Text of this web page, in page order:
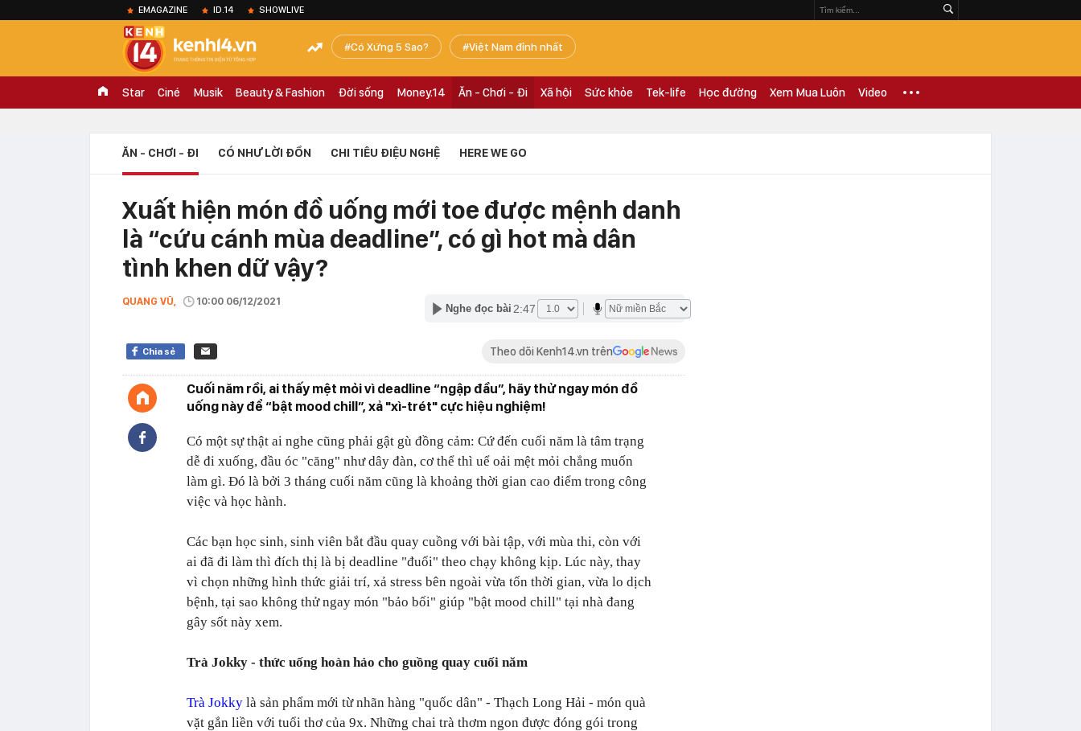
EMAGAZINE ID.14 SHOWLIVE
Có Xứng 5 Sao? Việt Nam đỉnh nhất
Star Ciné Musik Beauty & Fashion Đời sống Money.14 Ăn - Chơi - Đi Xã hội Sức khỏe Tek-life Học đường Xem Mua Luôn Video
ĂN - CHƠI - ĐI CÓ NHƯ LỜI ĐỒN CHI TIÊU ĐIỆU NGHỆ HERE WE GO
Xuất hiện món đồ uống mới toe được mệnh danh
là “cứu cánh mùa deadline”, có gì hot mà dân
tình khen dữ vậy?
QUANG VŨ, 10:00 06/12/2021
Nghe đọc bài 2:47
Chia sẻ Theo dõi Kenh14.vn trên
Cuối năm rồi, ai thấy mệt mỏi vì deadline “ngập đầu”, hãy thử ngay món đồ
uống này để “bật mood chill”, xả "xì-trét" cực hiệu nghiệm!
Có một sự thật ai nghe cũng phải gật gù đồng cảm: Cứ đến cuối năm là tâm trạng
dễ đi xuống, đầu óc "căng" như dây đàn, cơ thể thì uể oải mệt mỏi chẳng muốn
làm gì. Đó là bởi 3 tháng cuối năm cũng là khoảng thời gian cao điểm trong công
việc và học hành.
Các bạn học sinh, sinh viên bắt đầu quay cuồng với bài tập, với mùa thi, còn với
ai đã đi làm thì đích thị là bị deadline "đuổi" theo chạy không kịp. Lúc này, thay
vì chọn những hình thức giải trí, xả stress bên ngoài vừa tốn thời gian, vừa lo dịch
bệnh, tại sao không thử ngay món "bảo bối" giúp "bật mood chill" tại nhà đang
gây sốt này xem.
Trà Jokky - thức uống hoàn hảo cho guồng quay cuối năm
Trà Jokky là sản phẩm mới từ nhãn hàng "quốc dân" - Thạch Long Hải - món quà
vặt gắn liền với tuổi thơ của 9x. Những chai trà thơm ngon được đóng gói trong